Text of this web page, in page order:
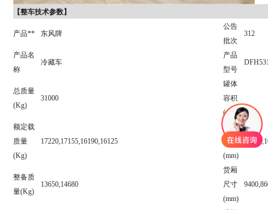
【整车技术参数】
产品** 东风牌
公告
批次
312
产品名
称
冷藏车
产品
型号
总质量
(Kg)
31000
罐体
容积
(m3)
额定载
质量
(Kg)
17220,17155,16190,16125
外形
尺寸
(mm)
整备质
量(Kg)
13650,14680
货厢
尺寸
(mm)